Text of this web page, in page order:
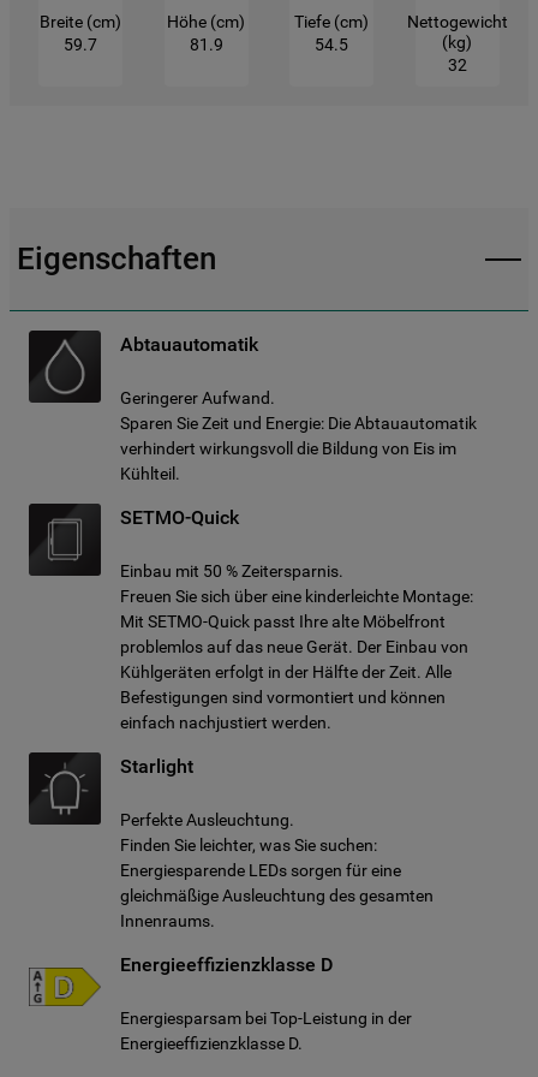
Breite (cm)
59.7
Höhe (cm)
81.9
Tiefe (cm)
54.5
Nettogewicht
(kg)
32
Eigenschaften
Abtauautomatik
Geringerer Aufwand.
Sparen Sie Zeit und Energie: Die Abtauautomatik
verhindert wirkungsvoll die Bildung von Eis im
Kühlteil.
SETMO-Quick
Einbau mit 50 % Zeitersparnis.
Freuen Sie sich über eine kinderleichte Montage:
Mit SETMO-Quick passt Ihre alte Möbelfront
problemlos auf das neue Gerät. Der Einbau von
Kühlgeräten erfolgt in der Hälfte der Zeit. Alle
Befestigungen sind vormontiert und können
einfach nachjustiert werden.
Starlight
Perfekte Ausleuchtung.
Finden Sie leichter, was Sie suchen:
Energiesparende LEDs sorgen für eine
gleichmäßige Ausleuchtung des gesamten
Innenraums.
Energieeffizienzklasse D
Energiesparsam bei Top-Leistung in der
Energieeffizienzklasse D.